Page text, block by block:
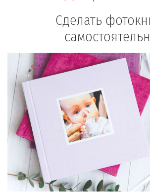
Сделать